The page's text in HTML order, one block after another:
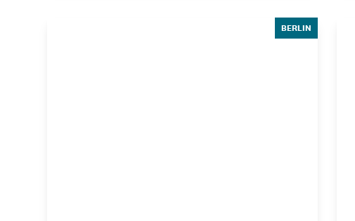
BERLIN